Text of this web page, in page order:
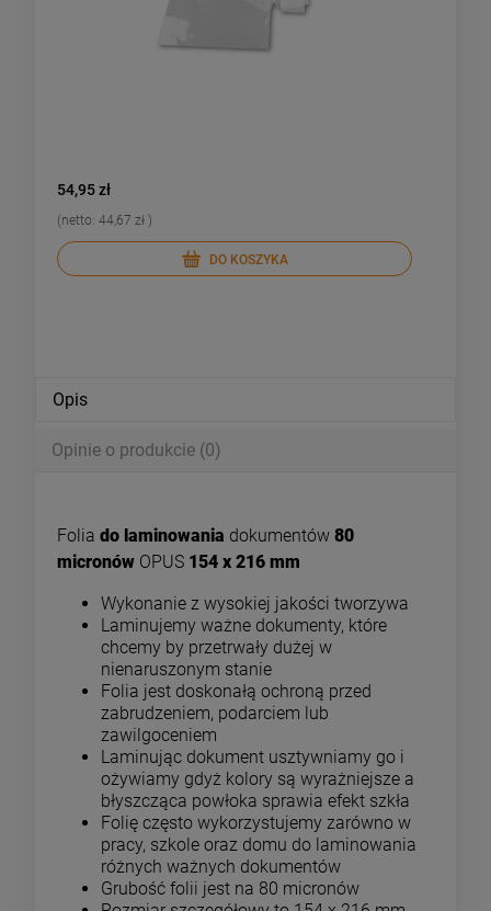
54,95 zł
(netto:44,67 zł )
DO KOSZYKA
Opis
Opinie o produkcie (0)
Folia do laminowania dokumentów 80
micronów OPUS 154 x 216 mm
Wykonanie z wysokiej jakości tworzywa
Laminujemy ważne dokumenty, które
chcemy by przetrwały dużej w
nienaruszonym stanie
Folia jest doskonałą ochroną przed
zabrudzeniem, podarciem lub
zawilgoceniem
Laminując dokument usztywniamy go i
ożywiamy gdyż kolory są wyrażniejsze a
błyszcząca powłoka sprawia efekt szkła
Folię często wykorzystujemy zarówno w
pracy, szkole oraz domu do laminowania
różnych ważnych dokumentów
Grubość folii jest na 80 micronów